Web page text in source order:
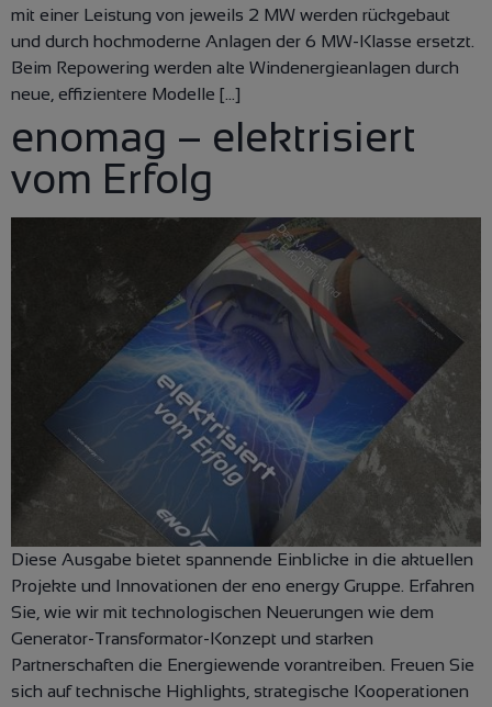
mit einer Leistung von jeweils 2 MW werden rückgebaut
und durch hochmoderne Anlagen der 6 MW-Klasse ersetzt.
Beim Repowering werden alte Windenergieanlagen durch
neue, effizientere Modelle […]
enomag – elektrisiert
vom Erfolg
Diese Ausgabe bietet spannende Einblicke in die aktuellen
Projekte und Innovationen der eno energy Gruppe. Erfahren
Sie, wie wir mit technologischen Neuerungen wie dem
Generator-Transformator-Konzept und starken
Partnerschaften die Energiewende vorantreiben. Freuen Sie
sich auf technische Highlights, strategische Kooperationen